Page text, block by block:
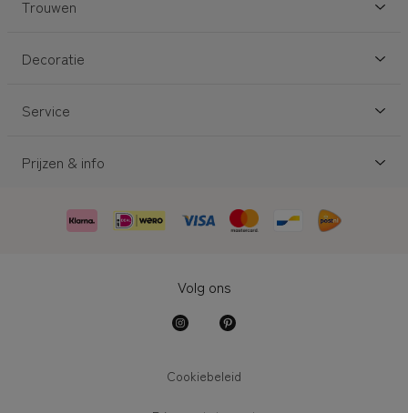
Trouwen
Decoratie
Service
Prijzen & info
Volg ons
Cookiebeleid